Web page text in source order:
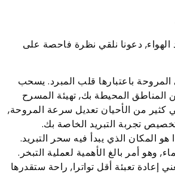
دعونا نلقي نظرة فاحصة على
باعتبارها قلب المبرد. يسحب
المناطق المحيطة بك, تهيئة المسرح
كثير من الأحيان تعديل سرعة المروحة,
تجربة التبريد الخاصة بك.
هو المكان الذي يبدأ فيه سحر التبريد.
وهو أمر بالغ الأهمية لعملية التبخر.
إعادة تعبئة أقل تواترا, راحة ستقدرها